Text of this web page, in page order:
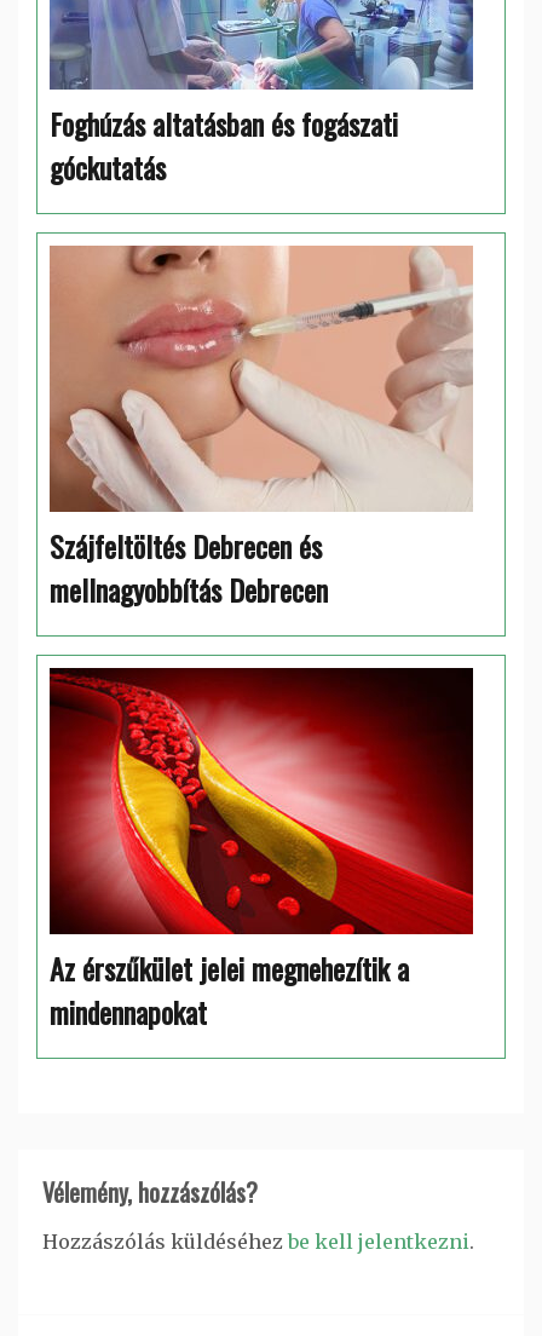
Foghúzás altatásban és fogászati
góckutatás
Szájfeltöltés Debrecen és
mellnagyobbítás Debrecen
Az érszűkület jelei megnehezítik a
mindennapokat
Vélemény, hozzászólás?
Hozzászólás küldéséhezbe kell jelentkezni.